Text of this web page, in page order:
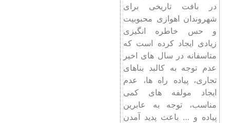
در بافت تاریخی برای
شهروندان اهوازی محبوبیت
و حس خاطره انگیزی
زیادی ایجاد کرده است که
متاسفانه در سال های اخیر
عدم توجه به کالبد بناهای
تجاری، پیاده راه ها، عدم
ایجاد مولفه های کمی
مناسب، توجه به عابرین
پیاده و … باعث پدید آمدن